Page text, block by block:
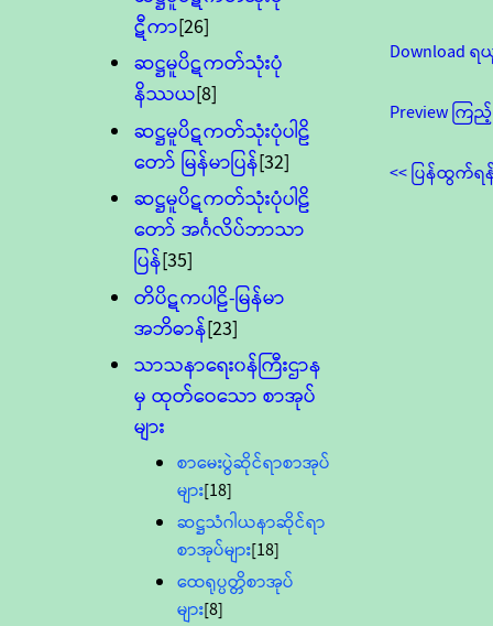
ဋီကာ[26]
ဆဋ္ဌမူပိဋကတ်သုံးပုံ
နိဿယ[8]
ဆဋ္ဌမူပိဋကတ်သုံးပုံပါဠိ
တော် မြန်မာပြန်[32]
ဆဋ္ဌမူပိဋကတ်သုံးပုံပါဠိ
တော် အင်္ဂလိပ်ဘာသာ
ပြန်[35]
တိပိဋကပါဠိ-မြန်မာ
အဘိဓာန်[23]
သာသနာရေး၀န်ကြီးဌာန
မှ ထုတ်ဝေသော စာအုပ်
များ
စာမေးပွဲဆိုင်ရာစာအုပ်
များ[18]
ဆဋ္ဌသံဂါယနာဆိုင်ရာ
စာအုပ်များ[18]
ထေရုပ္ပတ္တိစာအုပ်
များ[8]
Download
Preview ကြ
<< ပြန်ထွက်ရ